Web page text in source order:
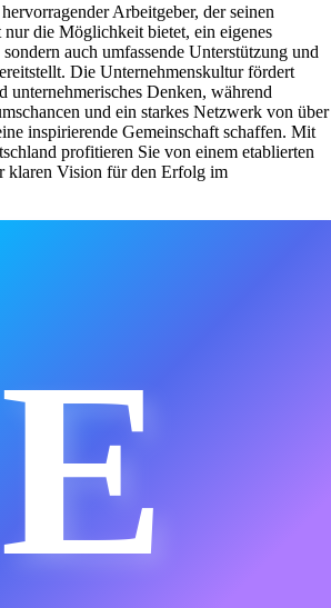
Arbeitgeber, der seinen
nur die Möglichkeit bietet, ein eigenes
auch umfassende Unterstützung und
Die Unternehmenskultur fördert
unternehmerisches Denken, während
und ein starkes Netzwerk von über
inspirierende Gemeinschaft schaffen. Mit
profitieren Sie von einem etablierten
klaren Vision für den Erfolg im
E